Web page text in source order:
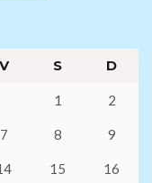
V S D
1 2
7 8 9
15 16